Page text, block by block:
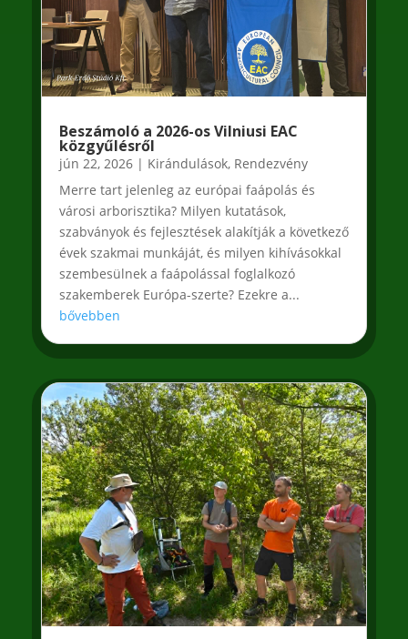
Beszámoló a 2026-os Vilniusi EAC
közgyűlésről
jún 22, 2026| Kirándulások, Rendezvény
Merre tart jelenleg az európai faápolás és
városi arborisztika? Milyen kutatások,
szabványok és fejlesztések alakítják a következő
évek szakmai munkáját, és milyen kihívásokkal
szembesülnek a faápolással foglalkozó
szakemberek Európa-szerte? Ezekre a...
bővebben